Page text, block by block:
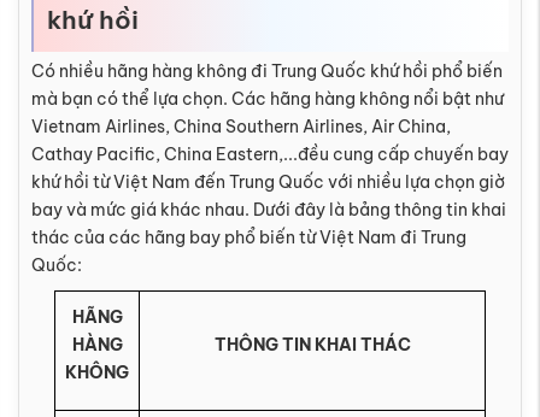
khứ hồi
Có nhiều hãng hàng không đi Trung Quốc khứ hồi phổ biến
mà bạn có thể lựa chọn. Các hãng hàng không nổi bật như
Vietnam Airlines, China Southern Airlines, Air China,
Cathay Pacific, China Eastern,...đều cung cấp chuyến bay
khứ hồi từ Việt Nam đến Trung Quốc với nhiều lựa chọn giờ
bay và mức giá khác nhau. Dưới đây là bảng thông tin khai
thác của các hãng bay phổ biến từ Việt Nam đi Trung
Quốc:
HÃNG
HÀNG
KHÔNG
THÔNG TIN KHAI THÁC